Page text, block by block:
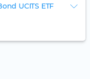
UCITS ETF